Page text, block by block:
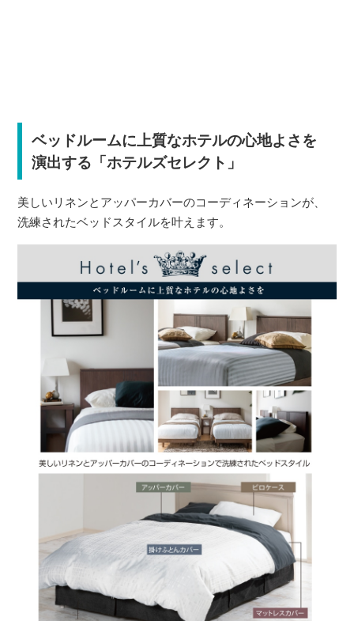
ベッドルームに上質なホテルの心地よさを
演出する「ホテルズセレクト」
美しいリネンとアッパーカバーのコーディネーションが、
洗練されたベッドスタイルを叶えます。